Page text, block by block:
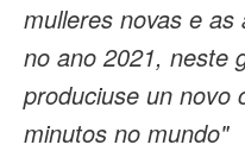
mulleres novas e
no ano 2021, neste
produciuse un novo
minutos no mundo"